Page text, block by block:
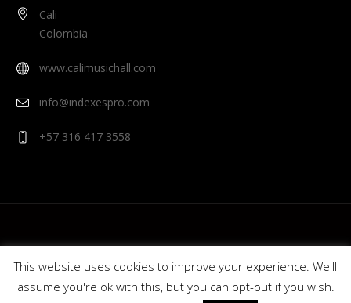
Cali
Colombia
www.calimusichall.com
info@indexespro.com
+57 316 417 3558
© 2020 Cali Music Hall - Indexes Pro. Colombia.
This website uses cookies to improve your experience. We'll
assume you're ok with this, but you can opt-out if you wish.